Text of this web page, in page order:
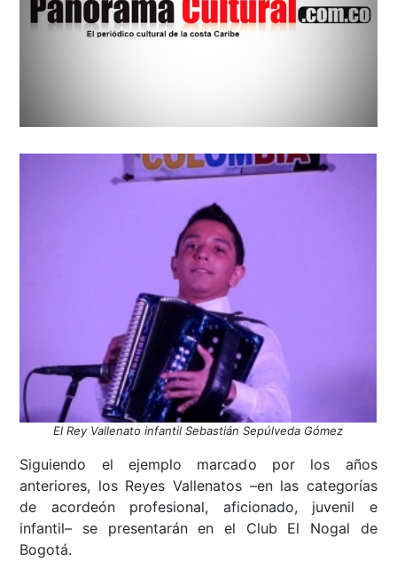
El Rey Vallenato infantil Sebastián Sepúlveda Gómez
Siguiendo el ejemplo marcado por los años
anteriores, los Reyes Vallenatos –en las categorías
de acordeón profesional, aficionado, juvenil e
infantil– se presentarán en el Club El Nogal de
Bogotá.